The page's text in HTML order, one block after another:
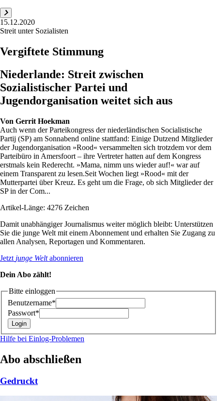
15.12.2020
Streit unter Sozialisten
Vergiftete Stimmung
Niederlande: Streit zwischen
Sozialistischer Partei und
Jugendorganisation weitet sich aus
Von Gerrit Hoekman
Auch wenn der Parteikongress der niederländischen Socialistische
Partij (SP) am Sonnabend online stattfand: Einige Dutzend Mitglieder
der Jugendorganisation »Rood« versammelten sich trotzdem vor dem
Parteibüro in Amersfoort – ihre Vertreter hatten auf dem Kongress
erstmals kein Rederecht. »Mama, nimm uns wieder auf!« war auf
einem Transparent zu lesen.Seit Wochen liegt »Rood« mit der
Mutterpartei über Kreuz. Es geht um die Frage, ob sich Mitglieder der
SP in der Com...
Artikel-Länge: 4276 Zeichen
Damit unabhängiger Journalismus weiter möglich bleibt: Unterstützen
Sie die junge Welt mit einem Abonnement und erhalten Sie Zugang zu
allen Analysen, Reportagen und Kommentaren.
Jetzt junge Weltabonnieren
Dein Abo zählt!
Bitte einloggen
Benutzername*
Passwort*
Hilfe bei Einlog-Problemen
Abo abschließen
Gedruckt